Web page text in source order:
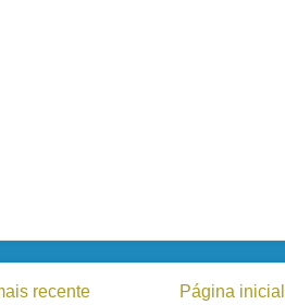
recente Página inicial